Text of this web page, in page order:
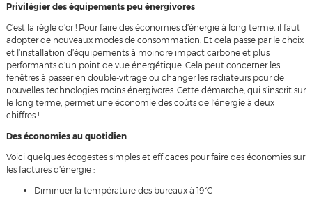
Privilégier des équipements peu énergivores
C’est la règle d’or ! Pour faire des économies d’énergie à long terme, il faut
adopter de nouveaux modes de consommation. Et cela passe par le choix
et l’installation d’équipements à moindre impact carbone et plus
performants d’un point de vue énergétique. Cela peut concerner les
fenêtres à passer en double-vitrage ou changer les radiateurs pour de
nouvelles technologies moins énergivores. Cette démarche, qui s’inscrit sur
le long terme, permet une économie des coûts de l’énergie à deux
chiffres !
Des économies au quotidien
Voici quelques écogestes simples et efficaces pour faire des économies sur
les factures d’énergie :
Diminuer la température des bureaux à 19°C